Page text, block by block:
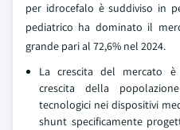
per idrocefalo è suddiviso in
pediatrico ha dominato il
grande pari al 72,6% nel 2024.
La crescita del mercato
crescita della
tecnologici nei dispositivi
shunt specificamente